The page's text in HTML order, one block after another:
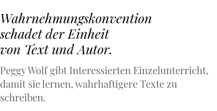
SCHREIBTRAINING
KONTAKT
[F]
Wahrnehmungskonvention
schadet der Einheit
von Text und Autor.
Peggy Wolf gibt Interessierten Einzelunterricht,
damit sie lernen, wahrhaftigere Texte zu
schreiben.